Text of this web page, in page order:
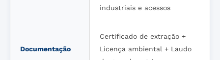
industriais e acessos
Documentação
Certificado de extração +
Licença ambiental + Laudo